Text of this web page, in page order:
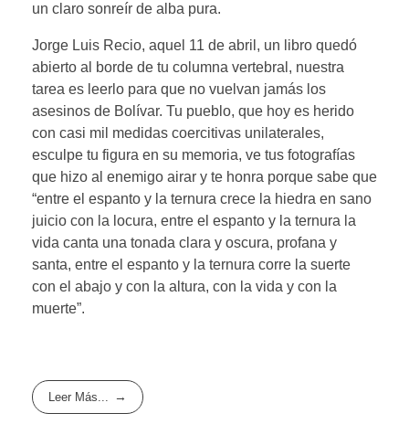
un claro sonreír de alba pura.
Jorge Luis Recio, aquel 11 de abril, un libro quedó
abierto al borde de tu columna vertebral, nuestra
tarea es leerlo para que no vuelvan jamás los
asesinos de Bolívar. Tu pueblo, que hoy es herido
con casi mil medidas coercitivas unilaterales,
esculpe tu figura en su memoria, ve tus fotografías
que hizo al enemigo airar y te honra porque sabe que
“entre el espanto y la ternura crece la hiedra en sano
juicio con la locura, entre el espanto y la ternura la
vida canta una tonada clara y oscura, profana y
santa, entre el espanto y la ternura corre la suerte
con el abajo y con la altura, con la vida y con la
muerte”.
Leer Más...